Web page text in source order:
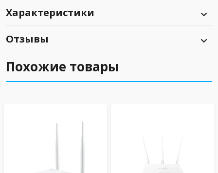
Характеристики
Отзывы
Похожие товары